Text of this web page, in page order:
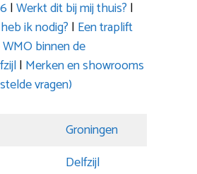
|Werkt dit bij mij thuis? |
ik nodig? | Een traplift
binnen de
| Merken en showrooms
vragen)
Groningen
Delfzijl